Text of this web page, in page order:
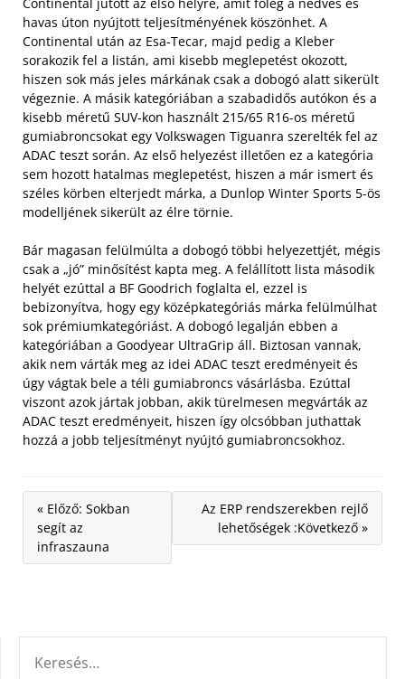
havas úton nyújtott teljesítményének köszönhet. A
Continental után az Esa-Tecar, majd pedig a Kleber
sorakozik fel a listán, ami kisebb meglepetést okozott,
hiszen sok más jeles márkának csak a dobogó alatt sikerült
végeznie. A másik kategóriában a szabadidős autókon és a
kisebb méretű SUV-kon használt 215/65 R16-os méretű
gumiabroncsokat egy Volkswagen Tiguanra szerelték fel az
ADAC teszt során. Az első helyezést illetően ez a kategória
sem hozott hatalmas meglepetést, hiszen a már ismert és
széles körben elterjedt márka, a Dunlop Winter Sports 5-ös
modelljének sikerült az élre törnie.
Bár magasan felülmúlta a dobogó többi helyezettjét, mégis
csak a „jó” minősítést kapta meg. A felállított lista második
helyét ezúttal a BF Goodrich foglalta el, ezzel is
bebizonyítva, hogy egy középkategóriás márka felülmúlhat
sok prémiumkategóriást. A dobogó legalján ebben a
kategóriában a Goodyear UltraGrip áll. Biztosan vannak,
akik nem várták meg az idei ADAC teszt eredményeit és
úgy vágtak bele a téli gumiabroncs vásárlásba. Ezúttal
viszont azok jártak jobban, akik türelmesen megvárták az
ADAC teszt eredményeit, hiszen így olcsóbban juthattak
hozzá a jobb teljesítményt nyújtó gumiabroncsokhoz.
« Előző: Sokban
segít az
infraszauna
Az ERP rendszerekben rejlő
lehetőségek :Következő »